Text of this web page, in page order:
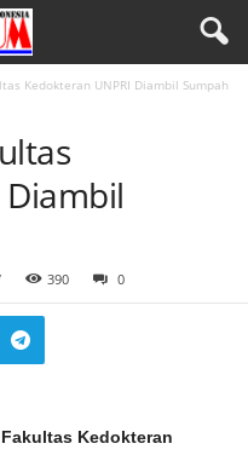
Kedokteran UNPRI Diambil Sumpah
Diambil
390 0
Kedokteran